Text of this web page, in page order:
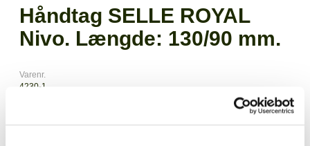
Håndtag SELLE ROYAL
Nivo. Længde: 130/90 mm.
Varenr.
4230-1